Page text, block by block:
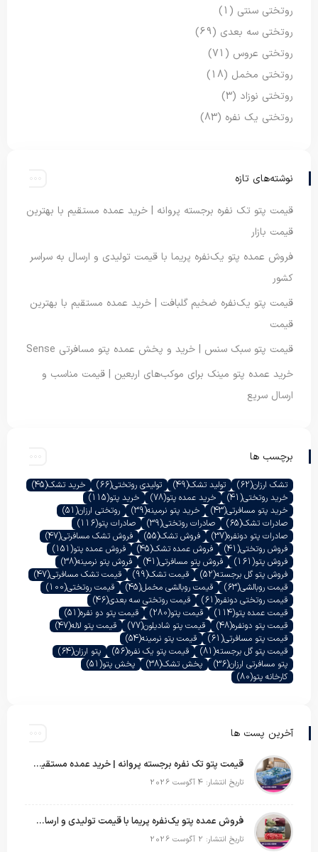
روتختی سنتی (1)
روتختی سه بعدی (69)
روتختی عروس (71)
روتختی مخمل (18)
روتختی نوزاد (3)
روتختی یک نفره (83)
نوشته‌های تازه
قیمت پتو تک نفره برجسته پروانه | خرید عمده مستقیم با بهترین
قیمت بازار
فروش عمده پتو یک‌نفره پریما با قیمت تولیدی و ارسال به سراسر
کشور
قیمت پتو یک‌نفره ضخیم گلبافت | خرید عمده مستقیم با بهترین
قیمت
قیمت پتو سبک سنس | خرید و پخش عمده پتو مسافرتی Sense
خرید عمده پتو مینک برای موکب‌های اربعین | قیمت مناسب و
ارسال سریع
برچسب ها
تشک ارزان(62) تولید تشک(49) تولیدی روتختی(66) خرید تشک(45)
خرید روتختی(41) خرید عمده پتو(78) خرید پتو(115)
خرید پتو مسافرتی(43) خرید پتو نرمینه(39) روتختی ارزان(51)
صادرات تشک(65) صادرات روتختی(39) صادرات پتو(116)
صادرات پتو دونفره(37) فروش تشک(55) فروش تشک مسافرتی(47)
فروش روتختی(41) فروش عمده تشک(45) فروش عمده پتو(151)
فروش پتو(161) فروش پتو مسافرتی(41) فروش پتو نرمینه(38)
فروش پتو گل برجسته(52) قیمت تشک(99) قیمت تشک مسافرتی(47)
قیمت روبالشی(63) قیمت روبالشی مخمل(45) قیمت روتختی(100)
قیمت روتختی دونفره(61) قیمت روتختی سه بعدی(46)
قیمت عمده پتو(114) قیمت پتو(280) قیمت پتو دو نفره(51)
قیمت پتو دونفره(48) قیمت پتو شادیلون(77) قیمت پتو لاله(47)
قیمت پتو مسافرتی(61) قیمت پتو نرمینه(54)
قیمت پتو گل برجسته(81) قیمت پتو یک نفره(56) پتو ارزان(64)
پتو مسافرتی ارزان(36) پخش تشک(38) پخش پتو(51)
کارخانه پتو(80)
آخرین پست ها
قیمت پتو تک نفره برجسته پروانه | خرید عمده مستقیم با بهترین قیمت بازار
تاریخ انتشار: 4 آگوست 2026
فروش عمده پتو یک‌نفره پریما با قیمت تولیدی و ارسال به سراسر کشور
تاریخ انتشار: 2 آگوست 2026